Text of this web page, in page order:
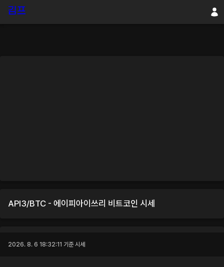
API3/BTC - 에이피아이쓰리 비트코인 시세
2026. 8. 6 18:32:11 기준 시세